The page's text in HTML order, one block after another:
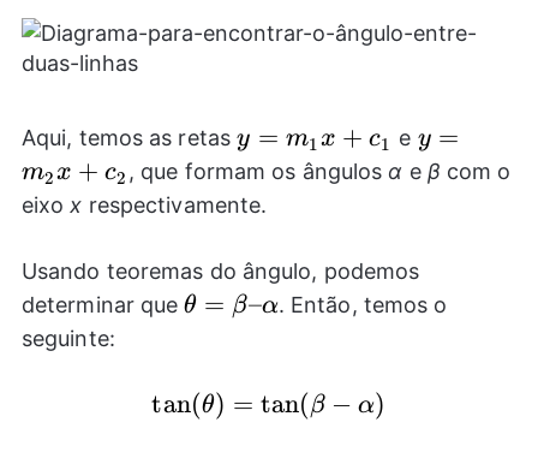
Aqui, temos as retasy=m_{1}x+c_{1}
y = m1x + c1 e y =
m2x + c2 , que formam os ângulos α e β com o
eixox respectivamente.
Usando teoremas do ângulo, podemos
determinar que\theta
–
\alpha
θ = β–α. Então, temos o
seguinte:
\tan(\theta)=\tan(\beta
tan(θ) = tan(β − α)